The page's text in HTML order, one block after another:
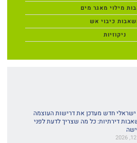
מילוי מאגר מים
כיבוי אש
ניקוזיות
ישראלי חדש מעדכן את דרישות העוצמה
דירתיות: כל מה שצריך לדעת לפני